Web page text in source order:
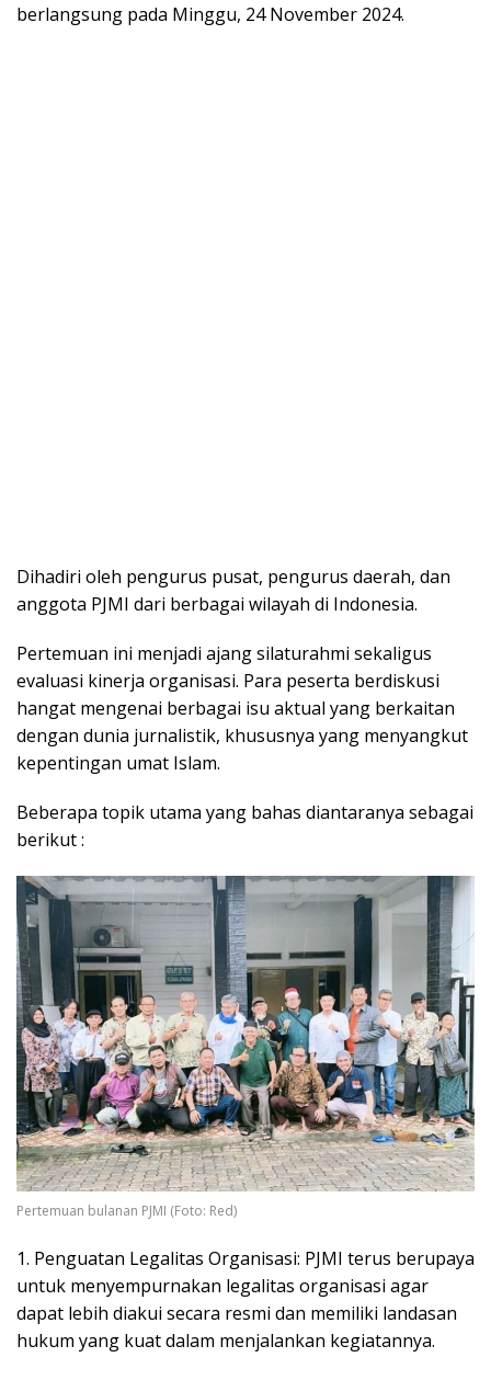
berlangsung pada Minggu, 24 November 2024.
Dihadiri oleh pengurus pusat, pengurus daerah, dan
anggota PJMI dari berbagai wilayah di Indonesia.
Pertemuan ini menjadi ajang silaturahmi sekaligus
evaluasi kinerja organisasi. Para peserta berdiskusi
hangat mengenai berbagai isu aktual yang berkaitan
dengan dunia jurnalistik, khususnya yang menyangkut
kepentingan umat Islam.
Beberapa topik utama yang bahas diantaranya sebagai
berikut :
Pertemuan bulanan PJMI (Foto: Red)
1. Penguatan Legalitas Organisasi: PJMI terus berupaya
untuk menyempurnakan legalitas organisasi agar
dapat lebih diakui secara resmi dan memiliki landasan
hukum yang kuat dalam menjalankan kegiatannya.